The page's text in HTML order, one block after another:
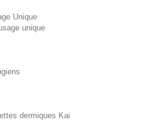
Unique
unique
dermiques Kai